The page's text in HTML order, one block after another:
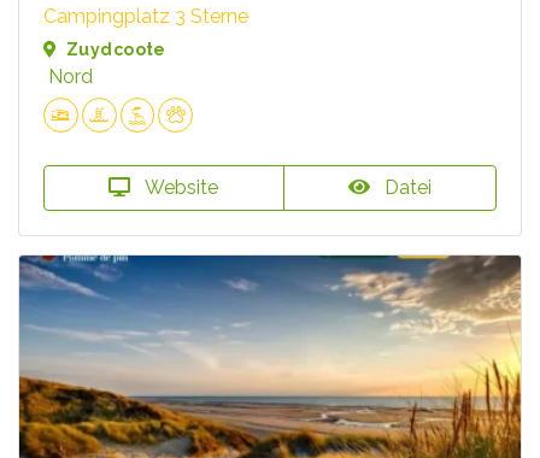
Campingplatz 3 Sterne
Zuydcoote
Nord
Website Datei